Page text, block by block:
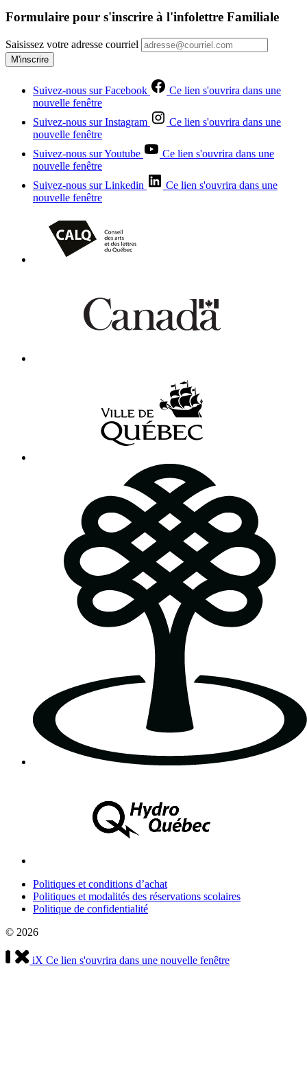
Formulaire pour s'inscrire à l'infolettre Familiale
Saisissez votre adresse courriel
M'inscrire
Suivez-nous sur Facebook
Ce lien s'ouvrira dans une
nouvelle fenêtre
Suivez-nous sur Instagram
Ce lien s'ouvrira dans une
nouvelle fenêtre
Suivez-nous sur Youtube
Ce lien s'ouvrira dans une
nouvelle fenêtre
Suivez-nous sur Linkedin
Ce lien s'ouvrira dans une
nouvelle fenêtre
Politiques et conditions d’achat
Politiques et modalités des réservations scolaires
Politique de confidentialité
© 2026
iX Ce lien s'ouvrira dans une nouvelle fenêtre